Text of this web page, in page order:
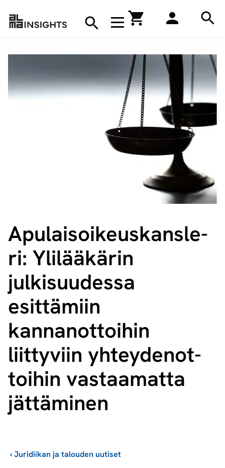
Avaa navigaatio
Hae
Apu­lai­soi­keus­kans­le­
ri: Ylilääkärin
julkisuudessa
esittämiin
kannanottoihin
liittyviin yh­tey­den­ot­
toi­hin vastaamatta
jättäminen
Juridiikan ja talouden uutiset
›